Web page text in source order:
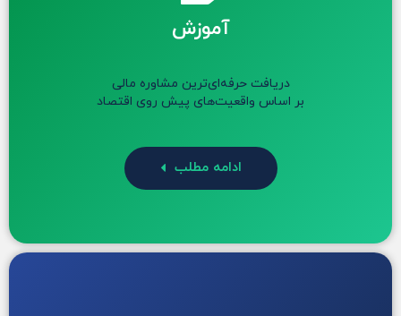
آموزش
دریافت حرفه‌ای‌ترین مشاوره مالی
بر اساس واقعیت‌های پیش روی اقتصاد
ادامه مطلب